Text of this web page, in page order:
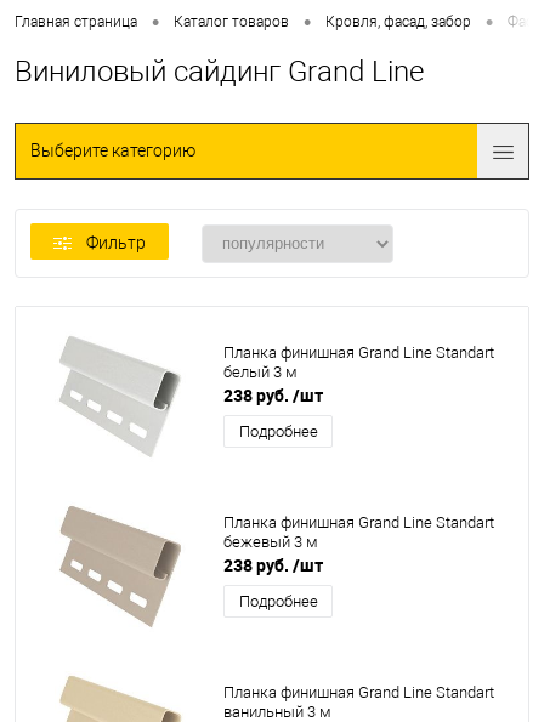
Главная страница • Каталог товаров • Кровля, фасад, забор •
Виниловый сайдинг Grand Line
Выберите категорию
Фильтр
Планка финишная Grand Line Standart
белый 3 м
238 руб. /шт
Подробнее
Планка финишная Grand Line Standart
бежевый 3 м
238 руб. /шт
Подробнее
Планка финишная Grand Line Standart
ванильный 3 м